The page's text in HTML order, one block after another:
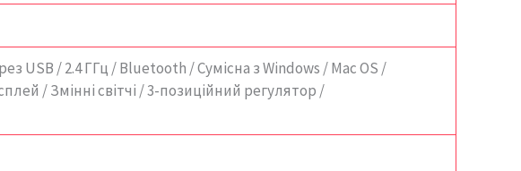
USB / 2.4 ГГц / Bluetooth / Сумісна з Windows / Mac OS /
/ Змінні світчі / 3-позиційний регулятор /